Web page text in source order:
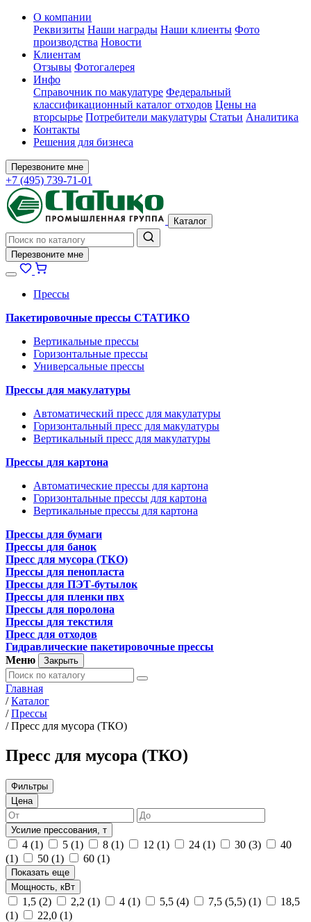
О компании
Реквизиты Наши награды Наши клиенты Фото
производства Новости
Клиентам
Отзывы Фотогалерея
Инфо
Справочник по макулатуре Федеральный
классификационный каталог отходов Цены на
вторсырье Потребители макулатуры Статьи Аналитика
Контакты
Решения для бизнеса
Перезвоните мне
+7 (495) 739-71-01
Каталог
Перезвоните мне
Прессы
Пакетировочные прессы СТАТИКО
Вертикальные прессы
Горизонтальные прессы
Универсальные прессы
Прессы для макулатуры
Автоматический пресс для макулатуры
Горизонтальный пресс для макулатуры
Вертикальный пресс для макулатуры
Прессы для картона
Автоматические прессы для картона
Горизонтальные прессы для картона
Вертикальные прессы для картона
Прессы для бумаги
Прессы для банок
Пресс для мусора (ТКО)
Прессы для пенопласта
Прессы для ПЭТ-бутылок
Прессы для пленки пвх
Прессы для поролона
Прессы для текстиля
Пресс для отходов
Гидравлические пакетировочные прессы
Меню
Закрыть
Главная
/ Каталог
/ Прессы
/ Пресс для мусора (ТКО)
Пресс для мусора (ТКО)
Фильтры
Цена
Усилие прессования, т
4 (1) 5 (1) 8 (1) 12 (1) 24 (1) 30 (3)
40
(1)
50 (1) 60 (1)
Показать еще
Мощность, кВт
1,5 (2) 2,2 (1) 4 (1) 5,5 (4) 7,5 (5,5) (1)
18,5
(1)
22,0 (1)